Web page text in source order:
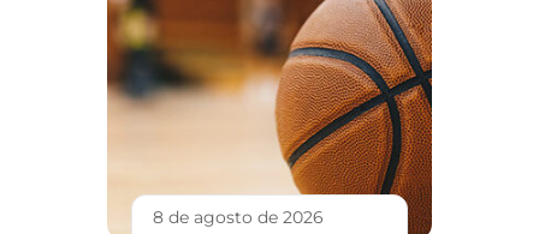
8 de agosto de 2026